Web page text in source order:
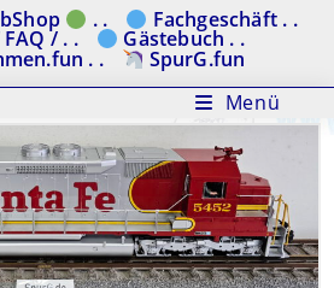
. . Fachgeschäft . .
/ . . Gästebuch . .
. . SpurG.fun
Menü